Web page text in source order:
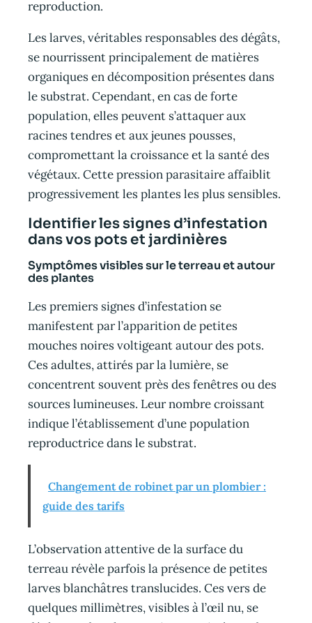
reproduction.
Les larves, véritables responsables des dégâts,
se nourrissent principalement de matières
organiques en décomposition présentes dans
le substrat. Cependant, en cas de forte
population, elles peuvent s’attaquer aux
racines tendres et aux jeunes pousses,
compromettant la croissance et la santé des
végétaux. Cette pression parasitaire affaiblit
progressivement les plantes les plus sensibles.
Identifier les signes d’infestation
dans vos pots et jardinières
Symptômes visibles sur le terreau et autour
des plantes
Les premiers signes d’infestation se
manifestent par l’apparition de petites
mouches noires voltigeant autour des pots.
Ces adultes, attirés par la lumière, se
concentrent souvent près des fenêtres ou des
sources lumineuses. Leur nombre croissant
indique l’établissement d’une population
reproductrice dans le substrat.
Changement de robinet par un plombier :
guide des tarifs
L’observation attentive de la surface du
terreau révèle parfois la présence de petites
larves blanchâtres translucides. Ces vers de
quelques millimètres, visibles à l’œil nu, se